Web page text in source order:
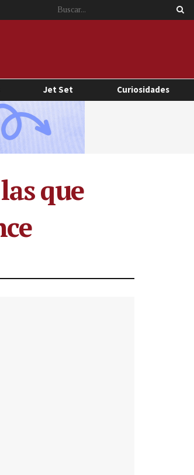
Jet Set Curiosidades
que